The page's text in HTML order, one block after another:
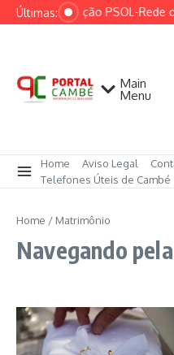
Ir para o conteúdo
Últimas:Federação PSOL-Rede
Main
Menu
Home Aviso Legal
Telefones Úteis de Cambé
Home / Matrimônio
Navegando